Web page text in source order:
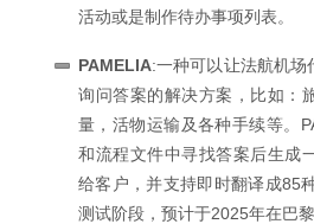
活动或是制作待办事项列表。
PAMELIA:一种可以让法航机场
询问答案的解决方案，比如：
量，活物运输及各种手续等。
和流程文件中寻找答案后生成
给客户，并支持即时翻译成85
测试阶段，预计于2025年在巴